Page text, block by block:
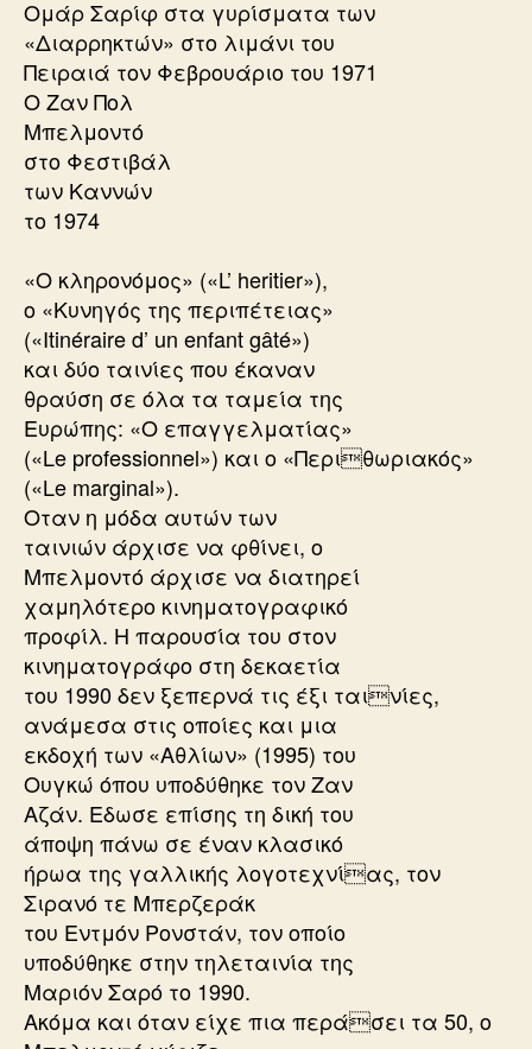
Ομάρ Σαρίφ στα γυρίσματα των
«Διαρρηκτών» στο λιμάνι του
Πειραιά τον Φεβρουάριο του 1971
Ο Ζαν Πολ
Μπελμοντό
στο Φεστιβάλ
των Καννών
το 1974
«Ο κληρονόμος» («L’ heritier»),
ο «Κυνηγός της περιπέτειας»
(«Itinéraire d’ un enfant gâté»)
και δύο ταινίες που έκαναν
θραύση σε όλα τα ταμεία της
Ευρώπης: «Ο επαγγελματίας»
(«Le professionnel») και ο «Περιθωριακός»
(«Le marginal»).
Οταν η μόδα αυτών των
ταινιών άρχισε να φθίνει, ο
Μπελμοντό άρχισε να διατηρεί
χαμηλότερο κινηματογραφικό
προφίλ. Η παρουσία του στον
κινηματογράφο στη δεκαετία
του 1990 δεν ξεπερνά τις έξι ταινίες,
ανάμεσα στις οποίες και μια
εκδοχή των «Αθλίων» (1995) του
Ουγκώ όπου υποδύθηκε τον Ζαν
Αζάν. Εδωσε επίσης τη δική του
άποψη πάνω σε έναν κλασικό
ήρωα της γαλλικής λογοτεχνίας, τον
Σιρανό τε Μπερζεράκ
του Εντμόν Ρονστάν, τον οποίο
υποδύθηκε στην τηλεταινία της
Μαριόν Σαρό το 1990.
Ακόμα και όταν είχε πια περάσει τα 50, ο